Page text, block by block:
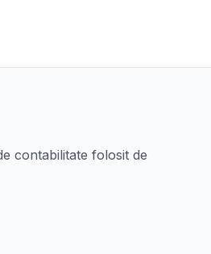
contabilitate folosit de